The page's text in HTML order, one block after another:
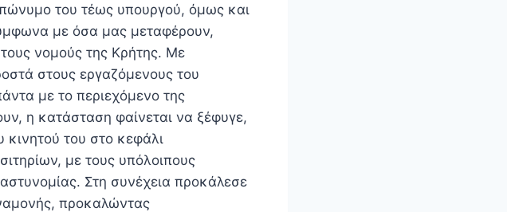
του τέως υπουργού, όμως και
με όσα μας μεταφέρουν,
νομούς της Κρήτης. Με
στους εργαζόμενους του
με το περιεχόμενο της
η κατάσταση φαίνεται να ξέφυγε,
του στο κεφάλι
με τους υπόλοιπους
Στη συνέχεια προκάλεσε
προκαλώντας